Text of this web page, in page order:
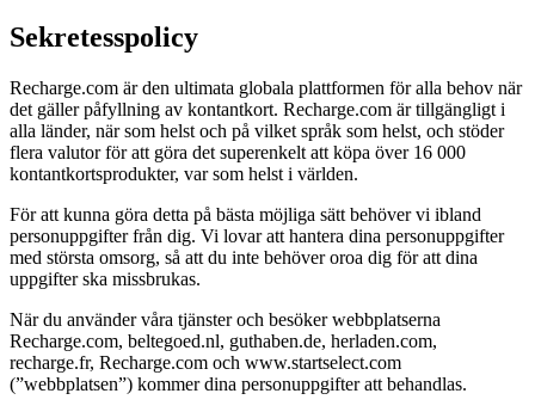
Sekretesspolicy
Recharge.com är den ultimata globala plattformen för alla behov när
det gäller påfyllning av kontantkort. Recharge.com är tillgängligt i
alla länder, när som helst och på vilket språk som helst, och stöder
flera valutor för att göra det superenkelt att köpa över 16 000
kontantkortsprodukter, var som helst i världen.
För att kunna göra detta på bästa möjliga sätt behöver vi ibland
personuppgifter från dig. Vi lovar att hantera dina personuppgifter
med största omsorg, så att du inte behöver oroa dig för att dina
uppgifter ska missbrukas.
När du använder våra tjänster och besöker webbplatserna
Recharge.com, beltegoed.nl, guthaben.de, herladen.com,
recharge.fr, Recharge.com och www.startselect.com
(”webbplatsen”) kommer dina personuppgifter att behandlas.